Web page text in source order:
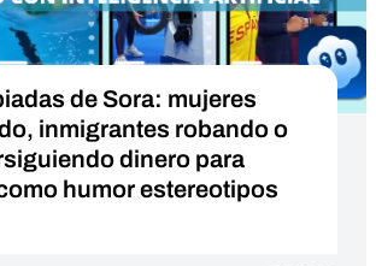
de Sora: mujeres
inmigrantes robando o
dinero para
humor estereotipos